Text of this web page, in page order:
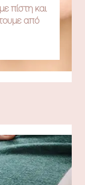
πίστη και
από